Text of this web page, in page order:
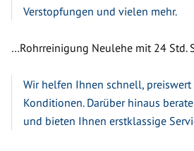
Verstopfungen und vielen mehr.
…Rohrreinigung Neulehe mit 24 Std.
Wir helfen Ihnen schnell,
Konditionen. Darüber hinaus
und bieten Ihnen erstklassige